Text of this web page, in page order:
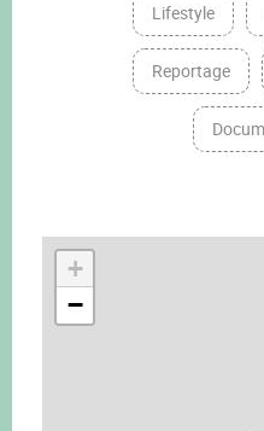
Lifestyle
Reportage
+
−